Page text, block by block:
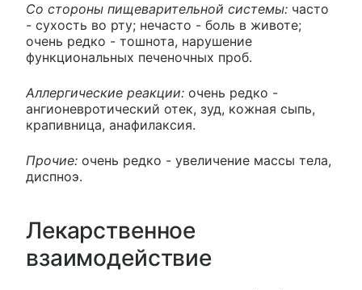
Со стороны пищеварительной системы: часто
- сухость во рту; нечасто - боль в животе;
очень редко - тошнота, нарушение
функциональных печеночных проб.
Аллергические реакции: очень редко -
ангионевротический отек, зуд, кожная сыпь,
крапивница, анафилаксия.
Прочие: очень редко - увеличение массы тела,
диспноэ.
Лекарственное
взаимодействие